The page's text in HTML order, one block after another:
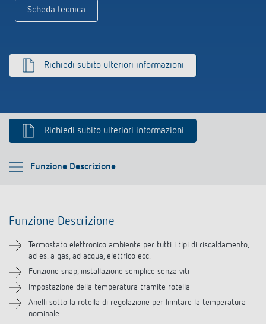
Rilevatore di presenza e rilevatore di
Scheda tecnica
Richiedi subito ulteriori informazioni
Richiedi subito ulteriori informazioni
Funzione Descrizione
Si prega di selezionare
Downloads
Accessori
Prodotti analoghi
Funzione Descrizione
Termostato elettronico ambiente per tutti i tipi di riscaldamento,
ad es. a gas, ad acqua, elettrico ecc.
Funzione snap, installazione semplice senza viti
Impostazione della temperatura tramite rotella
Anelli sotto la rotella di regolazione per limitare la temperatura
nominale